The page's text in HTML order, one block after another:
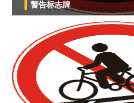
警告标志牌